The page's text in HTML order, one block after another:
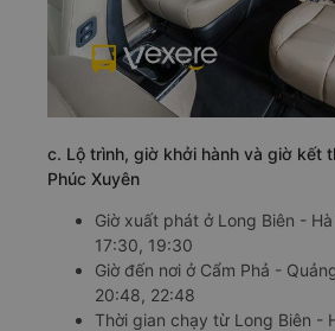
c. Lộ trình, giờ khởi hành và giờ kết
Phúc Xuyên
Giờ xuất phát ở Long Biên -
17:30, 19:30
Giờ đến nơi ở Cẩm Phả -
20:48, 22:48
Thời gian chạy từ Long Biên -